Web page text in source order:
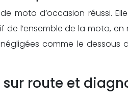
moto d’occasion réussi.
l’ensemble de la moto,
comme le dessous
route et